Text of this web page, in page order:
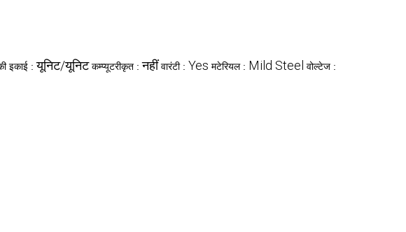
इकाई :यूनिट/यूनिट कम्प्यूटरीकृत :नहीं वारंटी : Yes मटेरियल : Mild Steel वोल्टेज :